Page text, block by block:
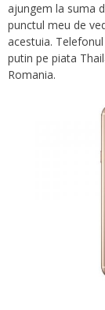
ajungem la suma
punctul meu de
acestuia.
putin pe piata
Romania.